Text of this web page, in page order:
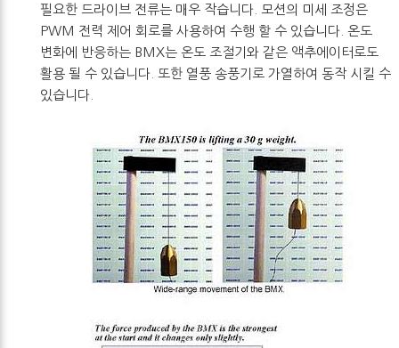
필요한 드라이브 전류는 매우 작습니다. 모션의 미세 조정은
PWM 전력 제어 회로를 사용하여 수행 할 수 있습니다. 온도
변화에 반응하는 BMX는 온도 조절기와 같은 액추에이터로도
활용 될 수 있습니다. 또한 열풍 송풍기로 가열하여 동작 시킬 수
있습니다.